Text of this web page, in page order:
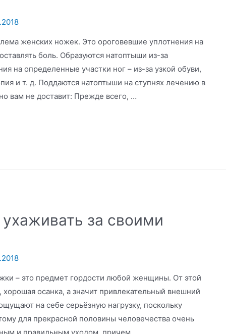
женских ножек. Это ороговевшие уплотнения на
боль. Образуются натоптыши из-за
на определенные участки ног – из-за узкой обуви,
и т. д. Поддаются натоптыши на ступнях лечению в
вам не доставит: Прежде всего, …
за своими
– это предмет гордости любой женщины. От этой
хорошая осанка, а значит привлекательный внешний
на себе серьёзную нагрузку, поскольку
для прекрасной половины человечества очень